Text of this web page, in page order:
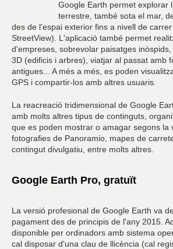
Google Earth permet explorar
terrestre, també sota el mar,
des de l'espai exterior fins a nivell de
StreetView). L'aplicació també permet
d'empreses, sobrevolar paisatges
3D (edificis i arbres), viatjar al passat amb
antigues... A més a més, es poden
GPS i compartir-los amb altres usuaris.
La reacreació tridimensional de Google
amb molts altres tipus de continguts,
que es poden mostrar o amagar segons la
fotografies de Panoramio, mapes de
contingut divulgatiu, entre molts altres.
Google Earth Pro, gratuït
La versió profesional de Google Earth va
pagament des de principis de l'any 2015.
disponible per ordinadors amb sistema
cal disposar d'una clau de llicència (cal